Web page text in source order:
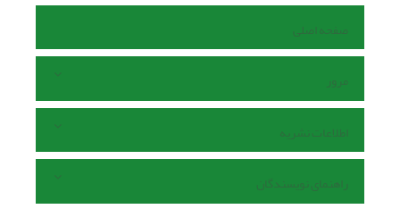
صفحه اصلی
مرور
اطلاعات نشریه
راهنمای نویسندگان